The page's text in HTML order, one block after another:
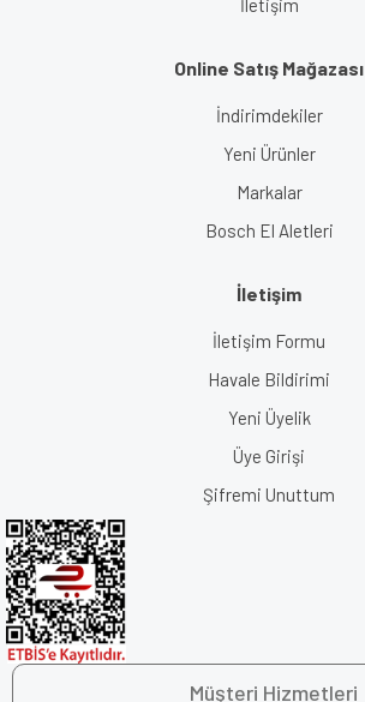
İletişim
Online Satış Mağazası
İndirimdekiler
Yeni Ürünler
Markalar
Bosch El Aletleri
İletişim
İletişim Formu
Havale Bildirimi
Yeni Üyelik
Üye Girişi
Şifremi Unuttum
Müşteri Hizmetleri